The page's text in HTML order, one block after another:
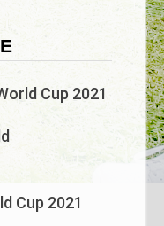
Cup 2021
Cup 2021